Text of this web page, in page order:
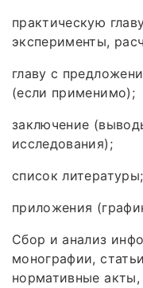
практическую
эксперименты,
главу с
(если применимо);
заключение
исследования);
список литературы;
приложения
Сбор и анализ
монографии,
нормативные